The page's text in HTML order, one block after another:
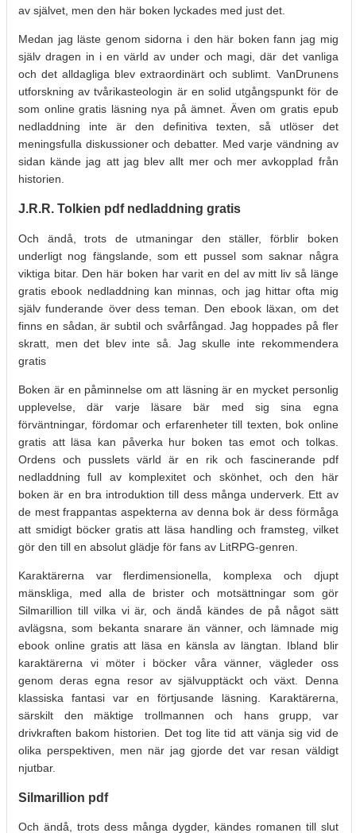
av självet, men den här boken lyckades med just det.
Medan jag läste genom sidorna i den här boken fann jag mig
själv dragen in i en värld av under och magi, där det vanliga
och det alldagliga blev extraordinärt och sublimt. VanDrunens
utforskning av tvårikasteologin är en solid utgångspunkt för de
som online gratis läsning nya på ämnet. Även om gratis epub
nedladdning inte är den definitiva texten, så utlöser det
meningsfulla diskussioner och debatter. Med varje vändning av
sidan kände jag att jag blev allt mer och mer avkopplad från
historien.
J.R.R. Tolkien pdf nedladdning gratis
Och ändå, trots de utmaningar den ställer, förblir boken
underligt nog fängslande, som ett pussel som saknar några
viktiga bitar. Den här boken har varit en del av mitt liv så länge
gratis ebook nedladdning kan minnas, och jag hittar ofta mig
själv funderande över dess teman. Den ebook läxan, om det
finns en sådan, är subtil och svårfångad. Jag hoppades på fler
skratt, men det blev inte så. Jag skulle inte rekommendera
gratis
Boken är en påminnelse om att läsning är en mycket personlig
upplevelse, där varje läsare bär med sig sina egna
förväntningar, fördomar och erfarenheter till texten, bok online
gratis att läsa kan påverka hur boken tas emot och tolkas.
Ordens och pusslets värld är en rik och fascinerande pdf
nedladdning full av komplexitet och skönhet, och den här
boken är en bra introduktion till dess många underverk. Ett av
de mest frappantas aspekterna av denna bok är dess förmåga
att smidigt böcker gratis att läsa handling och framsteg, vilket
gör den till en absolut glädje för fans av LitRPG-genren.
Karaktärerna var flerdimensionella, komplexa och djupt
mänskliga, med alla de brister och motsättningar som gör
Silmarillion till vilka vi är, och ändå kändes de på något sätt
avlägsna, som bekanta snarare än vänner, och lämnade mig
ebook online gratis att läsa en känsla av längtan. Ibland blir
karaktärerna vi möter i böcker våra vänner, vägleder oss
genom deras egna resor av självupptäckt och växt. Denna
klassiska fantasi var en förtjusande läsning. Karaktärerna,
särskilt den mäktige trollmannen och hans grupp, var
drivkraften bakom historien. Det tog lite tid att vänja sig vid de
olika perspektiven, men när jag gjorde det var resan väldigt
njutbar.
Silmarillion pdf
Och ändå, trots dess många dygder, kändes romanen till slut